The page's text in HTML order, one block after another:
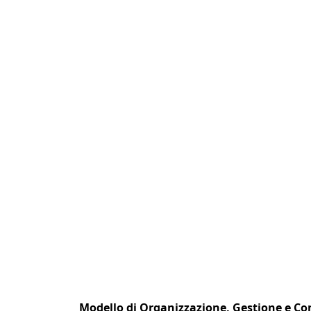
Modello di Organizzazione, Gestione e